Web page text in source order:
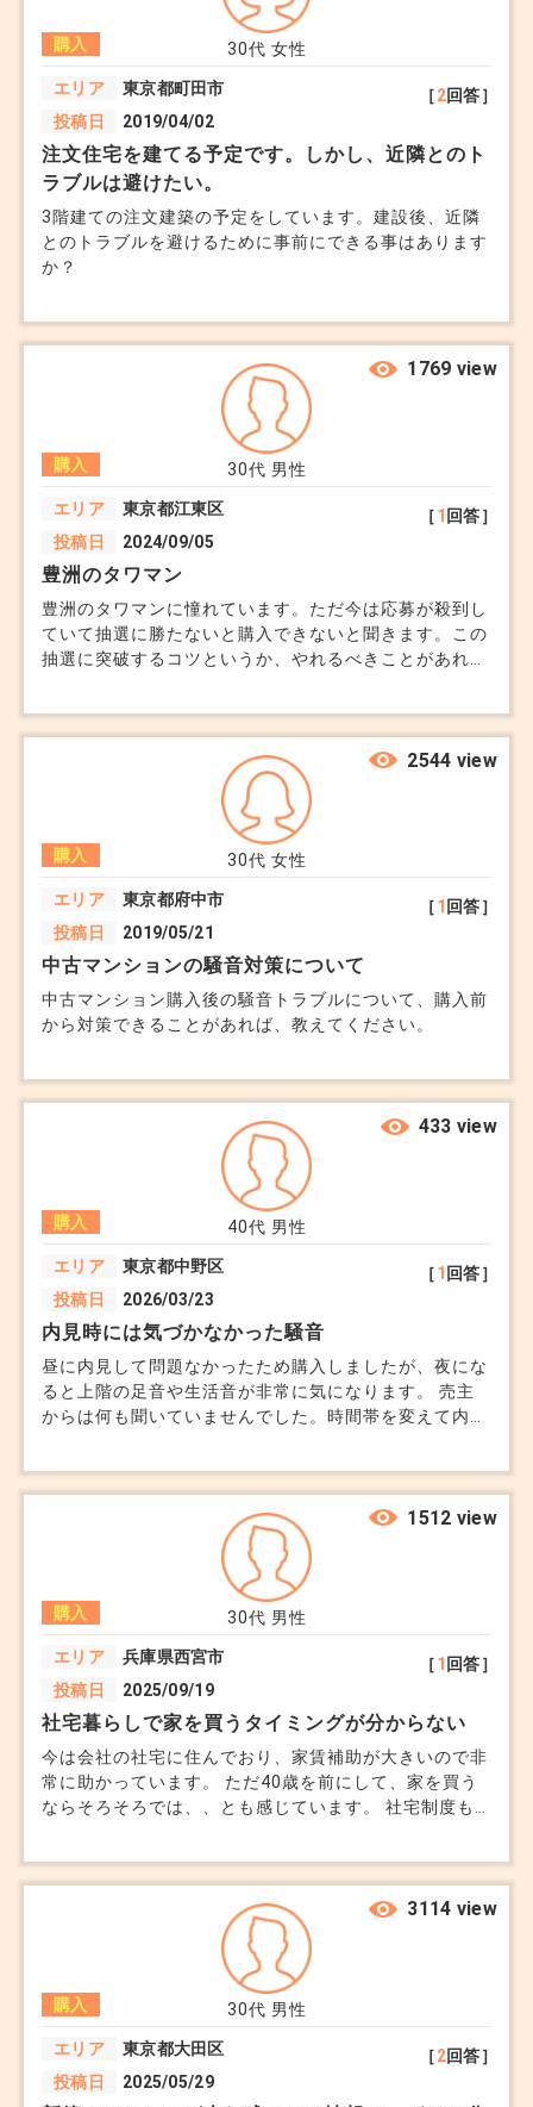
願い致します。
30代 女性
購入
エリア
東京都町田市
投稿日
2019/04/02
［2回答］
注文住宅を建てる予定です。しかし、近隣とのト
ラブルは避けたい。
3階建ての注文建築の予定をしています。建設後、近隣
とのトラブルを避けるために事前にできる事はあります
か？
30代 男性
購入
エリア
東京都江東区
投稿日
2024/09/05
［1 回答］
1769 view
豊洲のタワマン
豊洲のタワマンに憧れています。ただ今は応募が殺到し
ていて抽選に勝たないと購入できないと聞きます。この
抽選に突破するコツというか、やれるべきことがあれば
30代 女性
購入
エリア
東京都府中市
投稿日
2019/05/21
［1 回答］
2544 view
中古マンションの騒音対策について
中古マンション購入後の騒音トラブルについて、購入前
から対策できることがあれば、教えてください。
40代 男性
購入
エリア
東京都中野区
投稿日
2026/03/23
［1 回答］
433 view
内見時には気づかなかった騒音
昼に内見して問題なかったため購入しましたが、夜にな
ると上階の足音や生活音が非常に気になります。 売主
からは何も聞いていませんでした。時間帯を変えて内見
30代 男性
購入
エリア
兵庫県西宮市
投稿日
2025/09/19
［1 回答］
1512 view
社宅暮らしで家を買うタイミングが分からない
今は会社の社宅に住んでおり、家賃補助が大きいので非
常に助かっています。 ただ40歳を前にして、家を買う
ならそろそろでは、、とも感じています。 社宅制度も
組むのはやめておいた方が良いのか、もう少し待った方
が良いのか、悩んでいます。
30代 男性
購入
エリア
東京都大田区
投稿日
2025/05/29
［2回答］
3114 view